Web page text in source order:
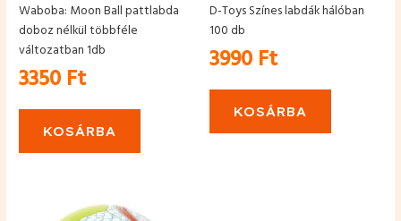
Waboba: Moon Ball pattlabda
doboz nélkül többféle
változatban 1db
3350 Ft
KOSÁRBA
D-Toys Színes labdák hálóban
100 db
3990 Ft
KOSÁRBA